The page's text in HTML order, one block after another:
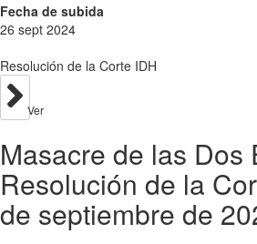
Fecha de subida
26 sept 2024
Resolución de la Corte IDH
Ver
Masacre de las Dos
Resolución de la
de septiembre de